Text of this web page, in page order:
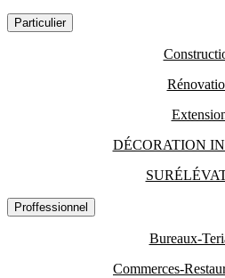
Particulier
DÉCORATION
Proffessionnel
Bureaux-
Commerces-